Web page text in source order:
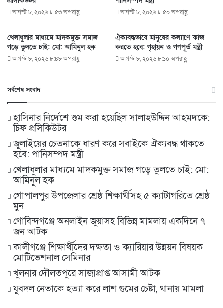
আগস্ট ৮, ২০২৬ ৮:৫৩ অপরাহ্ণ আগস্ট ৮, ২০২৬ ৮:৫০ অপরাহ্ণ
খেলাধুলার মাধ্যমে মাদকমুক্ত সমাজ
গড়ে তুলতে চাই: মো: আমিনুল হক
আগস্ট ৮, ২০২৬ ৮:৪৮ অপরাহ্ণ
ঐক্যবদ্ধভাবে মানুষের কল্যাণে কাজ
করতে হবে: গৃহায়ন ও গণপূর্ত মন্ত্রী
আগস্ট ৮, ২০২৬ ৮:১০ অপরাহ্ণ
সর্বশেষ সংবাদ
হাসিনার নির্দেশে গুম করা হয়েছিল সালাহউদ্দিন আহমদকে:
চিফ প্রসিকিউটর
জুলাইয়ের চেতনাকে ধারণ করে সবাইকে ঐক্যবদ্ধ থাকতে
হবে: পানিসম্পদ মন্ত্রী
খেলাধুলার মাধ্যমে মাদকমুক্ত সমাজ গড়ে তুলতে চাই: মো:
আমিনুল হক
গোপালপুর উপজেলার শ্রেষ্ঠ শিক্ষার্থীসহ ৫ ক্যাটাগরিতে শ্রেষ্ঠ
মুন
গোবিন্দগঞ্জে অনলাইন জুয়াসহ বিভিন্ন মামলায় একদিনে ৭
জন আটক
কালীগঞ্জে শিক্ষার্থীদের দক্ষতা ও ক্যারিয়ার উন্নয়ন বিষয়ক
মোটিভেশনাল সেমিনার
খুলনার দৌলতপুরে সাজাপ্রাপ্ত আসামী আটক
যুবদল নেতাকে হত্যা করে লাশ গুমের চেষ্টা, থানায় মামলা